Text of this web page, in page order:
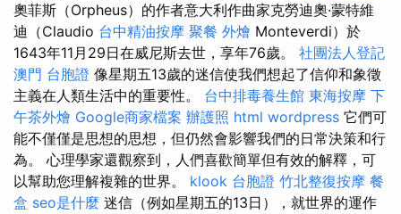
奧菲斯（Orpheus）的作者意大利作曲家克勞迪奧·蒙特維
迪（Claudio 台中精油按摩 聚餐 外燴 Monteverdi）於
1643年11月29日在威尼斯去世，享年76歲。 社團法人登記
澳門 台胞證 像星期五13歲的迷信使我們想起了信仰和象徵
主義在人類生活中的重要性。 台中排毒養生館 東海按摩 下
午茶外燴 Google商家檔案 辦護照 html wordpress 它們可
能不僅僅是思想的思想，但仍然會影響我們的日常決策和行
為。 心理學家還觀察到，人們喜歡簡單但有效的解釋，可
以幫助您理解複雜的世界。 klook 台胞證 竹北整復按摩 餐
盒 seo是什麼 迷信（例如星期五的13日），就世界的運作